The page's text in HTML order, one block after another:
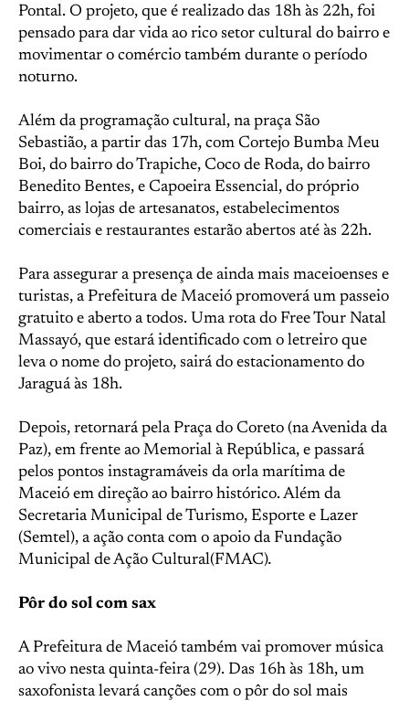
Pontal. O projeto, que é realizado das 18h às 22h, foi
pensado para dar vida ao rico setor cultural do bairro e
movimentar o comércio também durante o período
noturno.
Além da programação cultural, na praça São
Sebastião, a partir das 17h, com Cortejo Bumba Meu
Boi, do bairro do Trapiche, Coco de Roda, do bairro
Benedito Bentes, e Capoeira Essencial, do próprio
bairro, as lojas de artesanatos, estabelecimentos
comerciais e restaurantes estarão abertos até às 22h.
Para assegurar a presença de ainda mais maceioenses e
turistas, a Prefeitura de Maceió promoverá um passeio
gratuito e aberto a todos. Uma rota do Free Tour Natal
Massayó, que estará identificado com o letreiro que
leva o nome do projeto, sairá do estacionamento do
Jaraguá às 18h.
Depois, retornará pela Praça do Coreto (na Avenida da
Paz), em frente ao Memorial à República, e passará
pelos pontos instagramáveis da orla marítima de
Maceió em direção ao bairro histórico. Além da
Secretaria Municipal de Turismo, Esporte e Lazer
(Semtel), a ação conta com o apoio da Fundação
Municipal de Ação Cultural(FMAC).
Pôr do sol com sax
A Prefeitura de Maceió também vai promover música
ao vivo nesta quinta-feira (29). Das 16h às 18h, um
saxofonista levará canções com o pôr do sol mais